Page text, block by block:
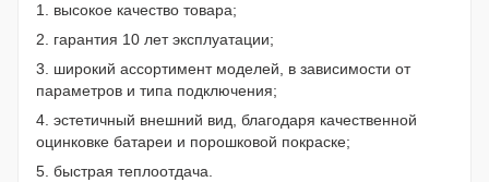
1. высокое качество товара;
2. гарантия 10 лет эксплуатации;
3. широкий ассортимент моделей, в зависимости от
параметров и типа подключения;
4. эстетичный внешний вид, благодаря качественной
оцинковке батареи и порошковой покраске;
5. быстрая теплоотдача.